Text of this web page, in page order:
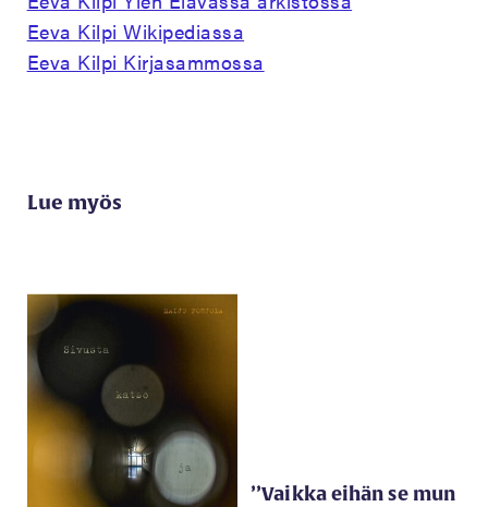
Eeva Kilpi Wikipediassa
Eeva Kilpi Kirjasammossa
Lue myös
’’Vaikka eihän se mun